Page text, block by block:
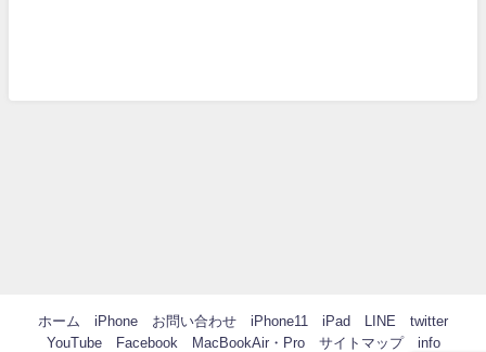
ホーム iPhone お問い合わせ iPhone11 iPad LINE
twitter
YouTube
Facebook MacBookAir・Pro サイトマップ info